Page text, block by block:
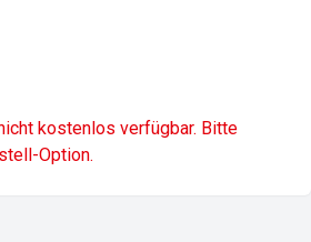
kostenlos verfügbar. Bitte
Option.